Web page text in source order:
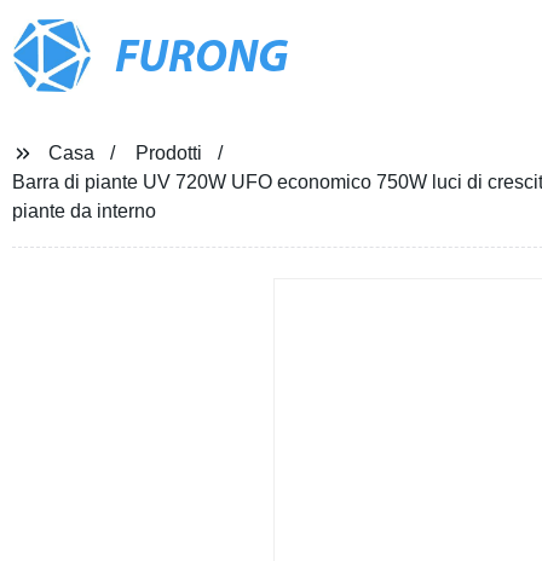
FURONG
Casa
Prodotti
Barra di piante UV 720W UFO economico 750W luci di
piante da interno